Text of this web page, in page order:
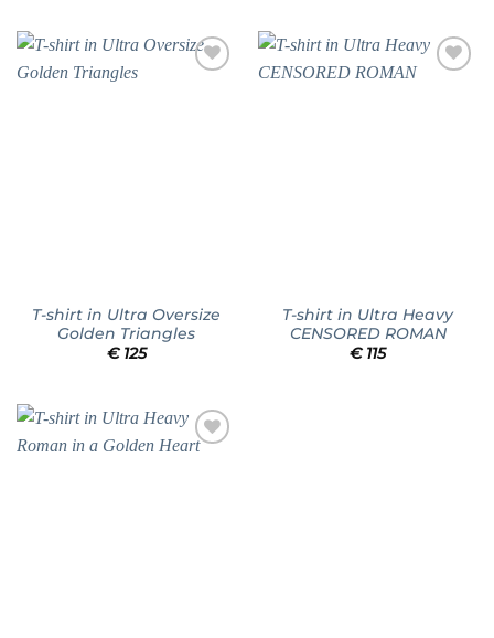
T-shirt in Ultra Oversize
Golden Triangles
€125
T-shirt in Ultra Heavy
CENSORED ROMAN
€115